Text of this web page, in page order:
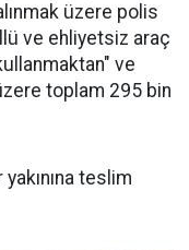
üzere polis
ve ehliyetsiz araç
ve
toplam 295 bin
teslim